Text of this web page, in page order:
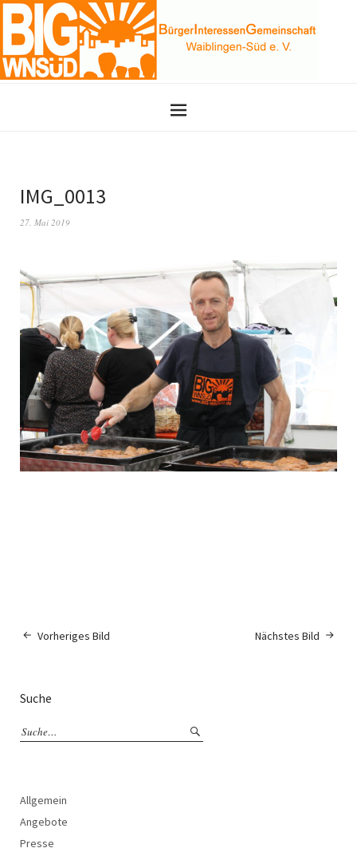
IMG_0013
27. Mai 2019
Nächstes Bild
Vorheriges Bild
Suche
Allgemein
Angebote
Presse